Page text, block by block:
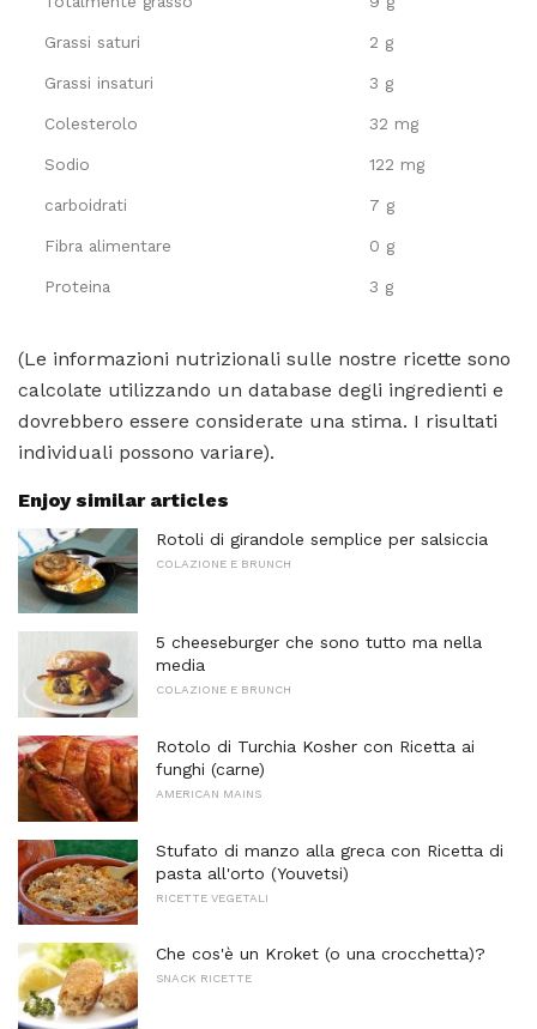
Grassi saturi 2 g
Grassi insaturi 3 g
Colesterolo 32 mg
Sodio 122 mg
carboidrati 7 g
Fibra alimentare 0 g
Proteina 3 g
(Le informazioni nutrizionali sulle nostre ricette sono
calcolate utilizzando un database degli ingredienti e
dovrebbero essere considerate una stima. I risultati
individuali possono variare).
Enjoy similar articles
Rotoli di girandole semplice per salsiccia
COLAZIONE E BRUNCH
5 cheeseburger che sono tutto ma nella
media
COLAZIONE E BRUNCH
Rotolo di Turchia Kosher con Ricetta ai
funghi (carne)
AMERICAN MAINS
Stufato di manzo alla greca con Ricetta di
pasta all'orto (Youvetsi)
RICETTE VEGETALI
Che cos'è un Kroket (o una crocchetta)?
SNACK RICETTE